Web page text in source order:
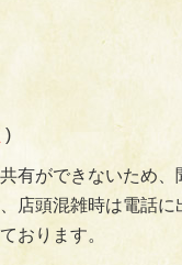
)
有ができないため
店頭混雑時は電話
おります。